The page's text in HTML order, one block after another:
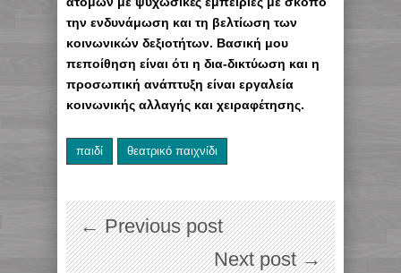
την ενδυνάμωση και τη βελτίωση των
κοινωνικών δεξιοτήτων. Βασική μου
πεποίθηση είναι ότι η δια-δικτύωση και η
προσωπική ανάπτυξη είναι εργαλεία
κοινωνικής αλλαγής και χειραφέτησης.
παιδί θεατρικό παιχνίδι
← Previous post
Next post →